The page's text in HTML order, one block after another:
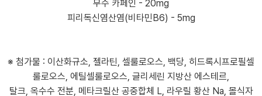
무수 카페인 - 20mg
피리독신염산염(비타민B6) - 5mg
※ 첨가물 : 이산화규소, 젤라틴, 셀룰로오스, 백당, 히드록시프로필셀
룰로오스, 에틸셀룰로오스, 글리세린 지방산 에스테르,
탈크, 옥수수 전분, 메타크릴산 공중합체 L, 라우릴 황산 Na, 몰식자